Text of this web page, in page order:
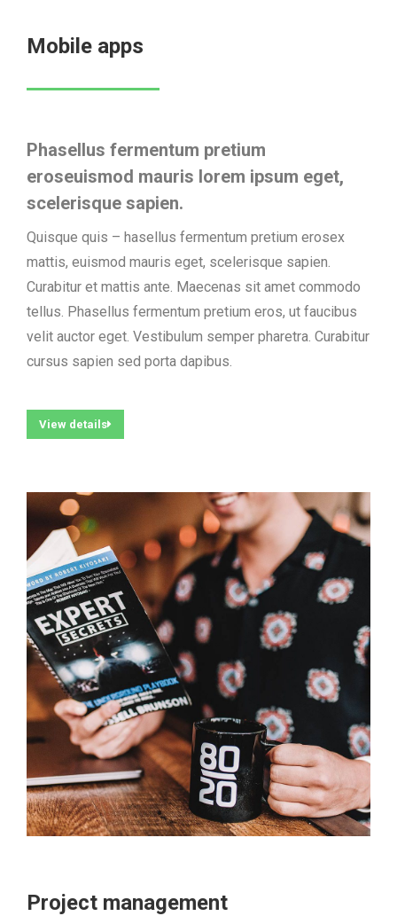
Mobile apps
Phasellus fermentum pretium
eroseuismod mauris lorem ipsum eget,
scelerisque sapien.
Quisque quis – hasellus fermentum pretium erosex
mattis, euismod mauris eget, scelerisque sapien.
Curabitur et mattis ante. Maecenas sit amet commodo
tellus. Phasellus fermentum pretium eros, ut faucibus
velit auctor eget. Vestibulum semper pharetra. Curabitur
cursus sapien sed porta dapibus.
View details
Project management